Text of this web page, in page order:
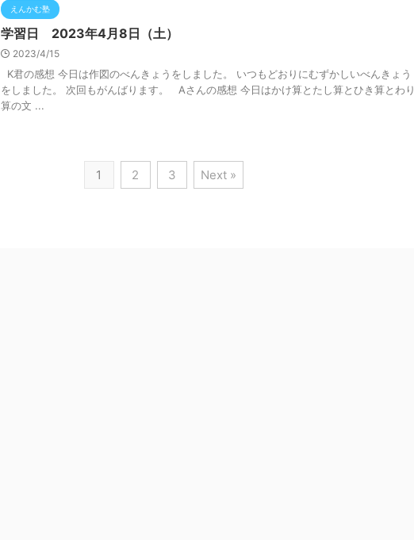
えんかむ塾
学習日 2023年4月8日（土）
2023/4/15
K君の感想 今日は作図のべんきょうをしました。 いつもどおりにむずかしいべんきょう
をしました。 次回もがんばります。 Aさんの感想 今日はかけ算とたし算とひき算とわり
算の文 ...
1 2 3 Next »